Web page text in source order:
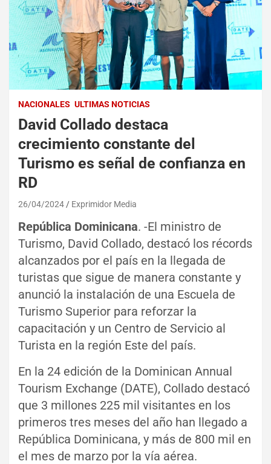
NACIONALES ULTIMAS NOTICIAS
David Collado destaca
crecimiento constante del
Turismo es señal de confianza en
RD
26/04/2024 Exprimidor Media
República Dominicana. -El ministro de
Turismo, David Collado, destacó los récords
alcanzados por el país en la llegada de
turistas que sigue de manera constante y
anunció la instalación de una Escuela de
Turismo Superior para reforzar la
capacitación y un Centro de Servicio al
Turista en la región Este del país.
En la 24 edición de la Dominican Annual
Tourism Exchange (DATE), Collado destacó
que 3 millones 225 mil visitantes en los
primeros tres meses del año han llegado a
República Dominicana, y más de 800 mil en
el mes de marzo por la vía aérea.